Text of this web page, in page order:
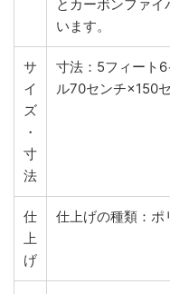
とカーボンファ
います。
サ
イ
ズ
・
寸
法
寸法：5フィート
ル70センチ×150
仕
上
げ
仕上げの種類：ポ